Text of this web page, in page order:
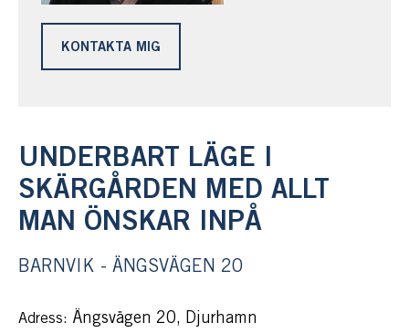
UNDERBART LÄGE I
SKÄRGÅRDEN MED ALLT
MAN ÖNSKAR INPÅ
BARNVIK - ÄNGSVÄGEN 20
Adress: Ängsvägen 20, Djurhamn
KONTAKTA MIG